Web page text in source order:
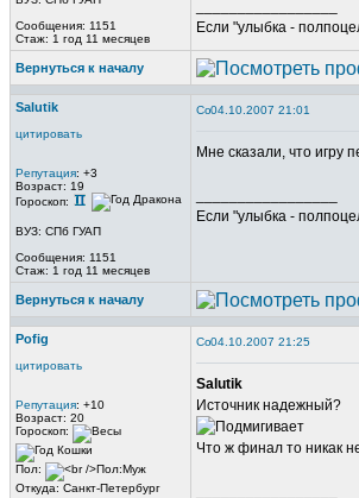
Сообщения: 1151
Стаж: 1 год 11 месяцев
Если "улыбка -
Вернуться к началу
Salutik
цитировать
Репутация: +3
Возраст: 19
Гороскоп:
ВУЗ: СПб ГУАП
Сообщения: 1151
Стаж: 1 год 11 месяцев
04.10.2007 21:01
Мне сказали, что игру
Если "улыбка -
Вернуться к началу
Pofig
цитировать
Репутация: +10
Возраст: 20
Гороскоп:
Пол:
Откуда: Санкт-Петербург
04.10.2007 21:25
Salutik
Источник надежный?
Что ж финал то никак